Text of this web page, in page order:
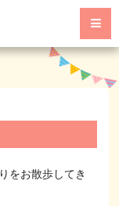
をお散歩してき